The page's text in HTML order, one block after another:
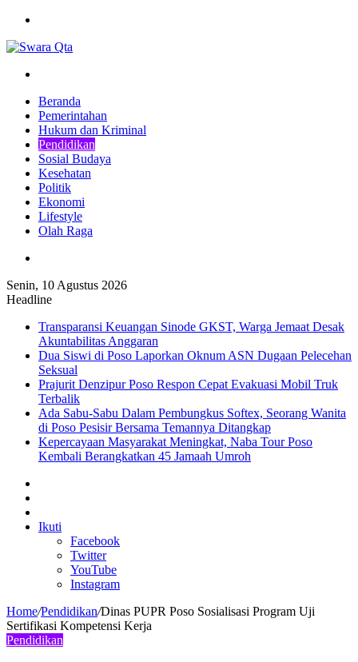
Beranda
Pemerintahan
Hukum dan Kriminal
Pendidikan
Sosial Budaya
Kesehatan
Politik
Ekonomi
Lifestyle
Olah Raga
Senin, 10 Agustus 2026
Headline
Transparansi Keuangan Sinode GKST, Warga Jemaat Desak
Akuntabilitas Anggaran
Dua Siswi di Poso Laporkan Oknum ASN Dugaan Pelecehan
Seksual
Prajurit Denzipur Poso Respon Cepat Evakuasi Mobil Truk
Terbalik
Ada Sabu-Sabu Dalam Pembungkus Softex, Seorang Wanita
di Poso Pesisir Bersama Temannya Ditangkap
Kepercayaan Masyarakat Meningkat, Naba Tour Poso
Kembali Berangkatkan 45 Jamaah Umroh
In
Ikuti
Facebook
Twitter
YouTube
Instagram
Home/Pendidikan/Dinas PUPR Poso Sosialisasi Program Uji
Sertifikasi Kompetensi Kerja
Pendidikan